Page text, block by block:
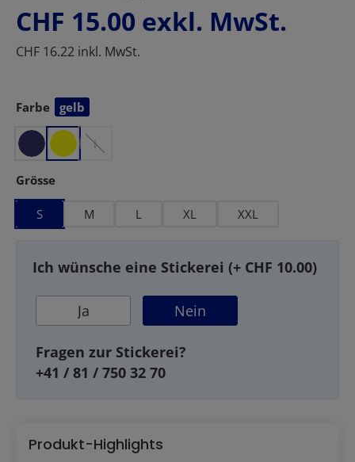
CHF 15.00 exkl. MwSt.
CHF 16.22 inkl. MwSt.
Farbe
auswählen
gelb
i
Grösse
S M L XL XXL
Ich wünsche eine Stickerei (+ CHF 10.00)
Ja Nein
Fragen zur Stickerei?
+41 / 81 / 750 32 70
Produkt-Highlights